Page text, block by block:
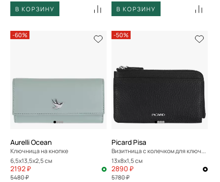
В КОРЗИНУ
В КОРЗИНУ
-60%
Aurelli Ocean
Ключница на кнопке
6,5x13,5x2,5 см
2192 ₽
5480 ₽
-50%
Picard Pisa
Визитница с колечком для ключей
13x8x1,5 см
2890 ₽
5780 ₽